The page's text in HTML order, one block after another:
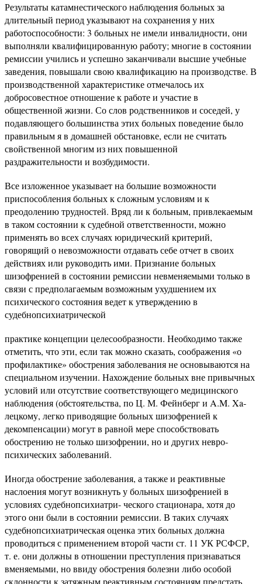
Результаты катамнестического наблюдения больных за
длительный период указывают на сохранения у них
работоспособности: 3 больных не имели инвалидности, они
выполняли квалифицированную работу; многие в состоянии
ремиссии учились и успешно заканчивали высшие учебные
заведения, повышали свою квалификацию на производстве. В
производственной характеристике отмечалось их
добросовестное отношение к работе и участие в
общественной жизни. Со слов родственников и соседей, у
подавляющего большинства этих больных поведение было
правильным я в домашней обстановке, если не считать
свойственной многим из них повышенной
раздражительности и возбудимости.
Все изложенное указывает на большие возможности
приспособления больных к сложным условиям и к
преодолению трудностей. Вряд ли к больным, привлекаемым
в таком состоянии к судебной ответственности, можно
применять во всех случаях юридический критерий,
говорящий о невозможности отдавать себе отчет в своих
действиях или руководить ими. Признание больных
шизофренией в состоянии ремиссии невменяемыми только в
связи с предполагаемым возможным ухудшением их
психического состояния ведет к утверждению в
судебнопсихиатрической
практике концепции целесообразности. Необходимо также
отметить, что эти, если так можно сказать, соображения «о
профилактике» обострения заболевания не основываются на
специальном изучении. Нахождение больных вне привычных
условий или отсутствие соответствующего медицинского
наблюдения (обстоятельства, по Ц. М. Фейнберг и A.M. Xa-
лецкому, легко приводящие больных шизофренией к
декомпенсации) могут в равной мере способствовать
обострению не только шизофрении, но и других невро-
психических заболеваний.
Иногда обострение заболевания, а также и реактивные
наслоения могут возникнуть у больных шизофренией в
условиях судебнопсихиатри- ческого стационара, хотя до
этого они были в состоянии ремиссии. В таких случаях
судебнопсихиатрическая оценка этих больных должна
проводиться с применением второй части ст. 11 УК РСФСР,
т. е. они должны в отношении преступления признаваться
вменяемыми, но ввиду обострения болезни либо особой
склонности к затяжным реактивным состояниям предстать